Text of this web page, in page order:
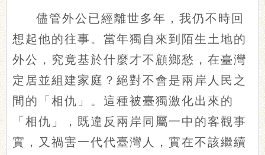
儘管外公已經離世多年，我仍不時回
想起他的往事。當年獨自來到陌生土地的
外公，究竟基於什麼才不顧鄉愁，在臺灣
定居並組建家庭？絕對不會是兩岸人民之
間的「相仇」。這種被臺獨激化出來的
「相仇」，既違反兩岸同屬一中的客觀事
實，又禍害一代代臺灣人，實在不該繼續